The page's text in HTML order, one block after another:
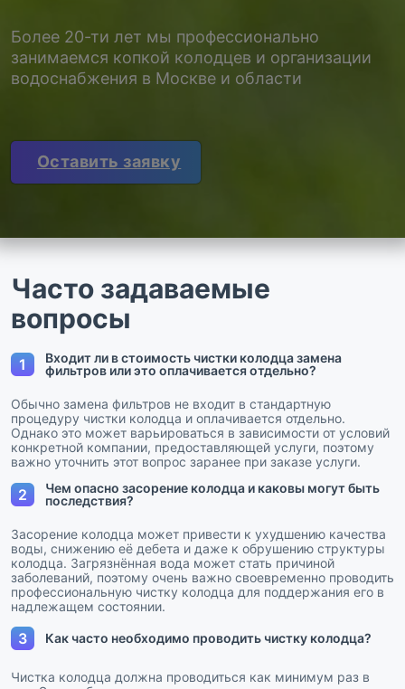
Более 20-ти лет мы профессионально
занимаемся копкой колодцев и организации
водоснабжения в Москве и области
Оставить заявку
Часто задаваемые
вопросы
1
Входит ли в стоимость чистки колодца замена
фильтров или это оплачивается отдельно?
Обычно замена фильтров не входит в стандартную
процедуру чистки колодца и оплачивается отдельно.
Однако это может варьироваться в зависимости от условий
конкретной компании, предоставляющей услуги, поэтому
важно уточнить этот вопрос заранее при заказе услуги.
2
Чем опасно засорение колодца и каковы могут быть
последствия?
Засорение колодца может привести к ухудшению качества
воды, снижению её дебета и даже к обрушению структуры
колодца. Загрязнённая вода может стать причиной
заболеваний, поэтому очень важно своевременно проводить
профессиональную чистку колодца для поддержания его в
надлежащем состоянии.
3 Как часто необходимо проводить чистку колодца?
Чистка колодца должна проводиться как минимум раз в